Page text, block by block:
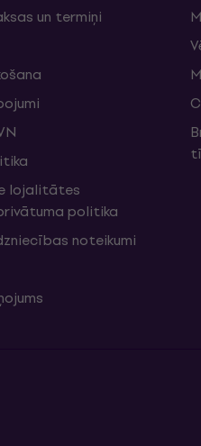
un termiņi
lojalitātes
politika
noteikumi